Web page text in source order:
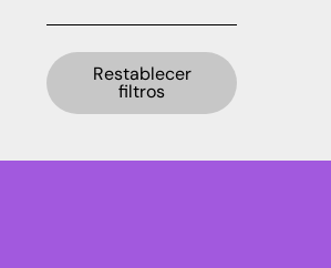
DC
Universe
3
E.T. the
5
Restablecer
filtros